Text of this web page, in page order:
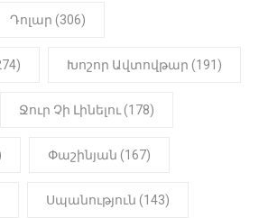
19:15
Հայտնի է՝ ովքեր են
դրանից
է Վիվիեն Բաստաջյանը
ընթացքում
Դոլար (306)
Խոշոր Ավտովթար (191)
Ջուր Չի Լինելու (178)
Փաշինյան (167)
Սպանություն (143)